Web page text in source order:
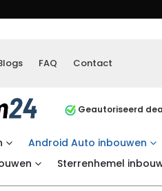
FAQ Contact
Geautoriseerd
Android Auto inbouwen
Sterrenhemel